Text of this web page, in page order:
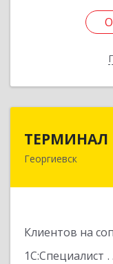
ТЕРМИНАЛ
Георгиевск
Клиентов на
1С:Специалист
357820,